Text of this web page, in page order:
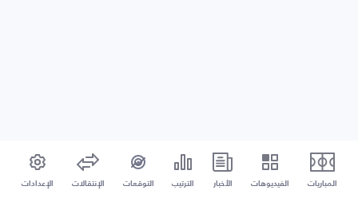
المباريات الفيديوهات الأخبار الترتيب التوقعات الإنتقالات الإعدادات